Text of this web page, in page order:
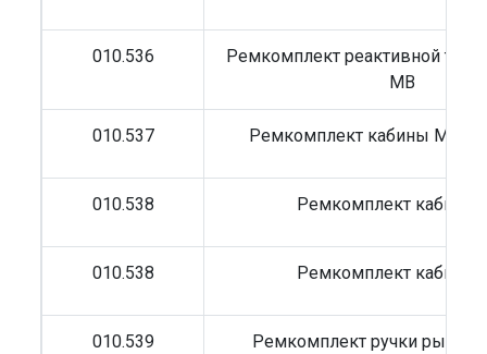
010.536
Ремкомплект реактивной тяги
MB
010.537 Ремкомплект кабины MB
010.538 Ремкомплект кабины
010.538 Ремкомплект кабины
010.539 Ремкомплект ручки